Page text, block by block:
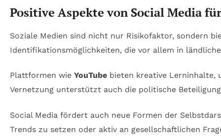
Positive Aspekte von Social Media
Soziale Medien sind nicht nur Risikofaktor, sondern
Identifikationsmöglichkeiten, die vor allem in
Plattformen wie YouTube bieten kreative Lerninhalte,
Vernetzung unterstützt auch die politische
Social Media fördert auch neue Formen der
Trends zu setzen oder aktiv an gesellschaftlichen